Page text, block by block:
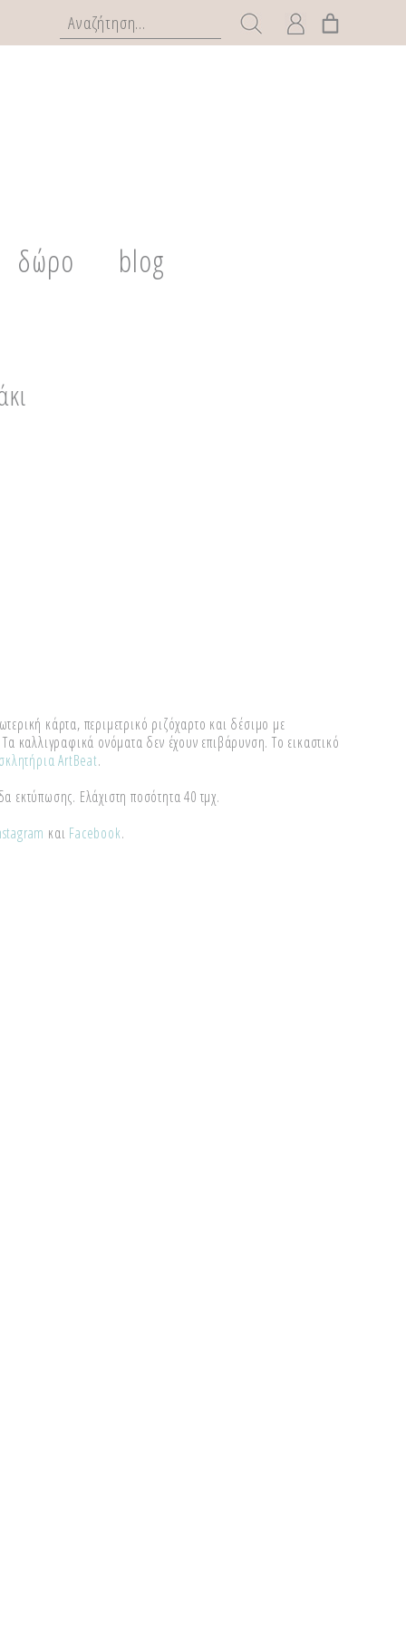
δώρο blog
κάρτα, περιμετρικό ριζόχαρτο και δέσιμο με
καλλιγραφικά ονόματα δεν έχουν επιβάρυνση. Το εικαστικό
ArtBeat.
εκτύπωσης. Ελάχιστη ποσότητα 40 τμχ.
και Facebook.